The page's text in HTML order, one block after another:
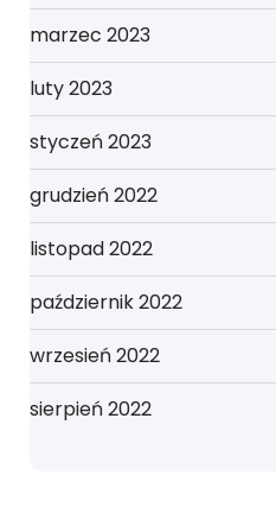
marzec 2023
luty 2023
styczeń 2023
grudzień 2022
listopad 2022
październik 2022
wrzesień 2022
sierpień 2022